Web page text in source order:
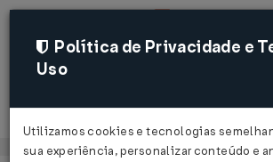
Política de Privacidade e
Uso
Utilizamos cookies e tecnologias
sua experiência, personalizar conteúdo e